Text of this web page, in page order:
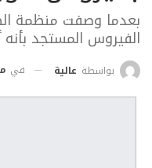
بعدما وصفت منظمة
الفيروس المستجد بأنه
بواسطة عالية في